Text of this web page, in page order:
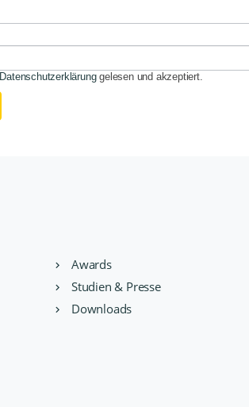
Datenschutzerklärunggelesen und akzeptiert.
Awards
Studien & Presse
Downloads